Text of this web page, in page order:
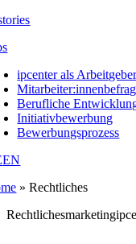
ipcenter als
Berufliche
Initiativbewerbung
Bewerbungsprozess
EN
»Rechtliches
Rechtliches